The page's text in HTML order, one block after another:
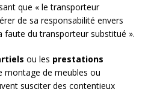
que « le transporteur
de sa responsabilité envers
faute du transporteur substitué ».
ou les prestations
montage de meubles ou
susciter des contentieux